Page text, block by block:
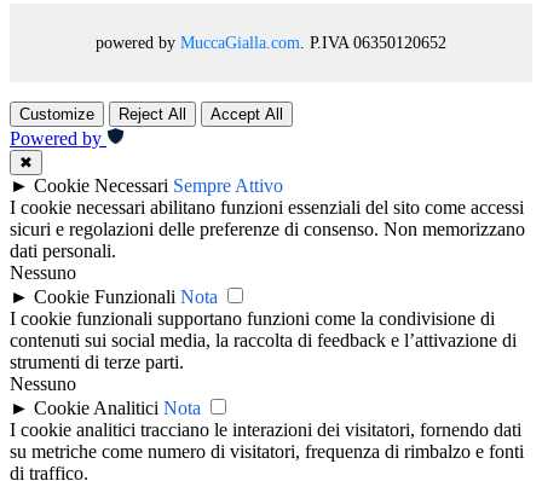
powered by MuccaGialla.com . P.IVA 06350120652
Customize Reject All Accept All
Powered by
✖
► Cookie Necessari Sempre Attivo
I cookie necessari abilitano funzioni essenziali del sito come accessi
sicuri e regolazioni delle preferenze di consenso. Non memorizzano
dati personali.
Nessuno
► Cookie Funzionali Nota
I cookie funzionali supportano funzioni come la condivisione di
contenuti sui social media, la raccolta di feedback e l’attivazione di
strumenti di terze parti.
Nessuno
► Cookie Analitici Nota
I cookie analitici tracciano le interazioni dei visitatori, fornendo dati
su metriche come numero di visitatori, frequenza di rimbalzo e fonti
di traffico.